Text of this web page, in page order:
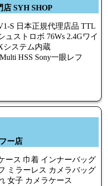
店 SYH SHOP
S 日本正規代理店品 TTL
ュストロボ 76Ws 2.4Gワイ
システム内蔵
HSS Sony一眼レフ
ー店
ース 巾着 インナーバッグ
ミラーレス カメラバッグ
女子 カメラケース